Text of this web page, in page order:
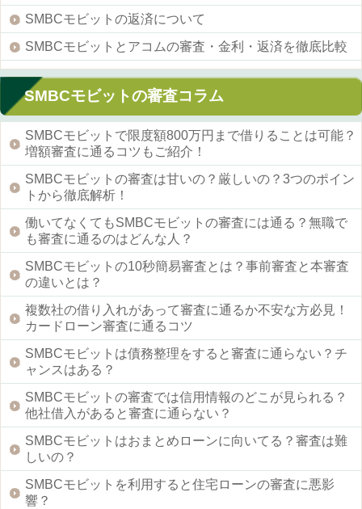
SMBCモビットの返済について
SMBCモビットとアコムの審査・金利・返済を徹底比較
SMBCモビットの審査コラム
SMBCモビットで限度額800万円まで借りることは可能？
増額審査に通るコツもご紹介！
SMBCモビットの審査は甘いの？厳しいの？3つのポイン
トから徹底解析！
働いてなくてもSMBCモビットの審査には通る？無職で
も審査に通るのはどんな人？
SMBCモビットの10秒簡易審査とは？事前審査と本審査
の違いとは？
複数社の借り入れがあって審査に通るか不安な方必見！
カードローン審査に通るコツ
SMBCモビットは債務整理をすると審査に通らない？チ
ャンスはある？
SMBCモビットの審査では信用情報のどこが見られる？
他社借入があると審査に通らない？
SMBCモビットはおまとめローンに向いてる？審査は難
しいの？
SMBCモビットを利用すると住宅ローンの審査に悪影
響？